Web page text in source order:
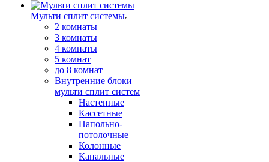
Мульти сплит системы
2 комнаты
3 комнаты
4 комнаты
5 комнат
до 8 комнат
Внутренние блоки
мульти сплит систем
Настенные
Кассетные
Напольно-
потолочные
Колонные
Канальные